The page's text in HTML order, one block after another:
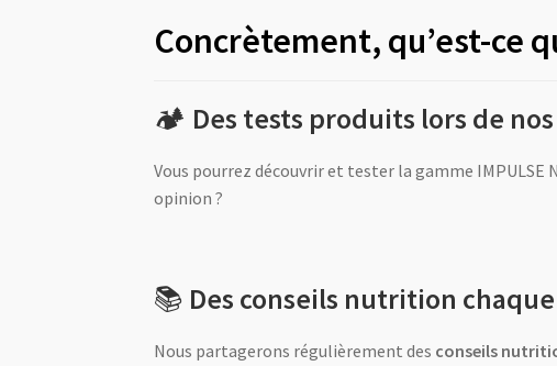
Concrètement, qu’est-ce
🏕️ Des tests produits lors de
Vous pourrez découvrir et tester la gamme
opinion ?
📚 Des conseils nutrition
Nous partagerons régulièrement des conseils